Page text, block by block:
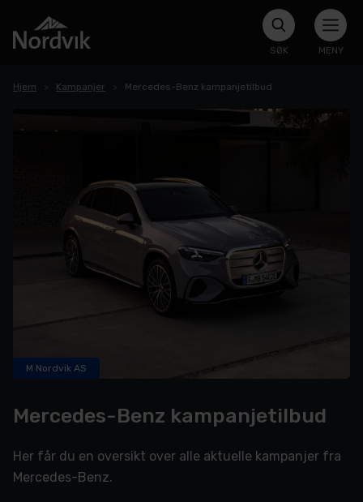
SØK MENY
Hjem Kampanjer Mercedes-Benz kampanjetilbud
M Nordvik AS
Mercedes-Benz kampanjetilbud
Her får du en oversikt over alle aktuelle kampanjer fra
Mercedes-Benz.